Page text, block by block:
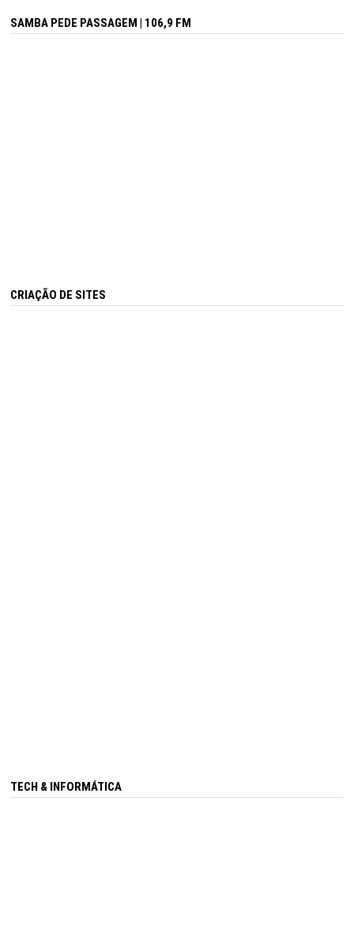
SAMBA PEDE PASSAGEM | 106,9 FM
CRIAÇÃO DE SITES
TECH & INFORMÁTICA